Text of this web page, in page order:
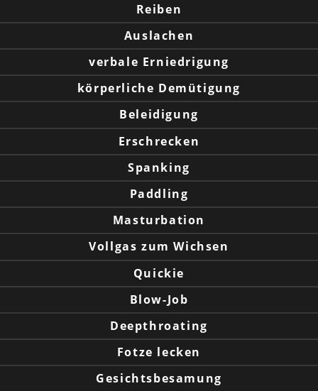
Reiben
Auslachen
verbale Erniedrigung
körperliche Demütigung
Beleidigung
Erschrecken
Spanking
Paddling
Masturbation
Vollgas zum Wichsen
Quickie
Blow-Job
Deepthroating
Fotze lecken
Gesichtsbesamung